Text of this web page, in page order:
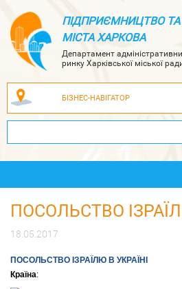
ПІДПРИЄМНИЦТВО
МІСТА ХАРКОВА
Департамент
ринку Харківської міської
БІЗНЕС-НАВІГАТОР
ПОСОЛЬСТВО
18.05.2017
ПОСОЛЬСТВО ІЗРАЇЛЮ В УКРАЇНІ
Країна: